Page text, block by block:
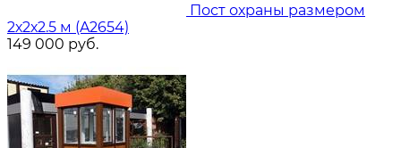
Пост охраны размером
2х2х2.5 м (A2654)
149 000 руб.